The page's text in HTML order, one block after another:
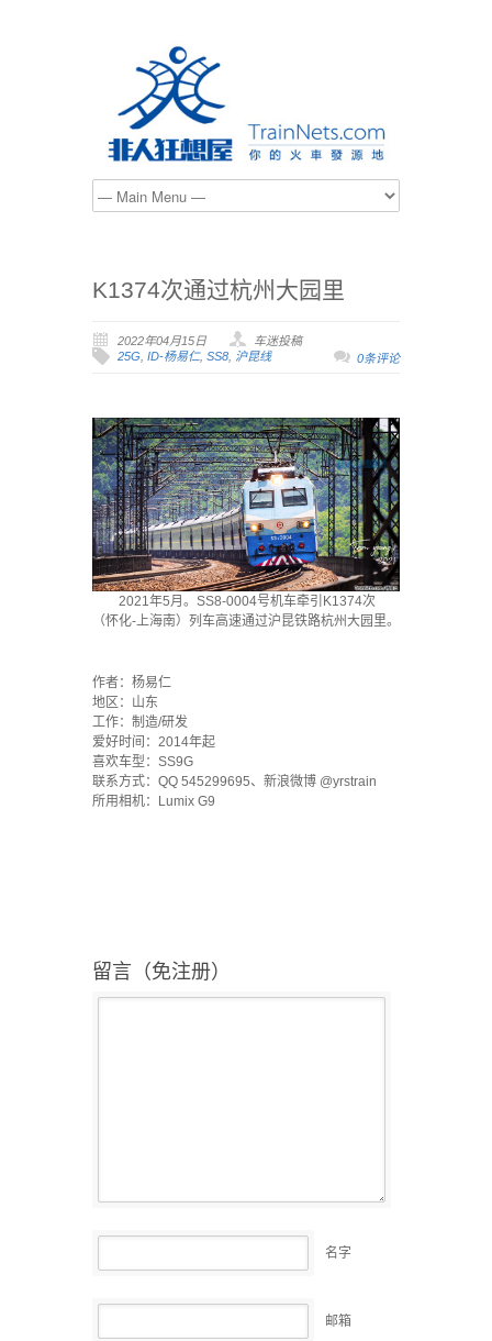
K1374次通过杭州大园里
2022年04月15日
车迷投稿
25G, ID-杨易仁, SS8, 沪昆线 0条评论
2021年5月。SS8-0004号机车牵引K1374次
（怀化-上海南）列车高速通过沪昆铁路杭州大园里。
作者：杨易仁
地区：山东
工作：制造/研发
爱好时间：2014年起
喜欢车型：SS9G
联系方式：QQ 545299695、新浪微博 @yrstrain
所用相机：Lumix G9
留言（免注册）
名字
邮箱